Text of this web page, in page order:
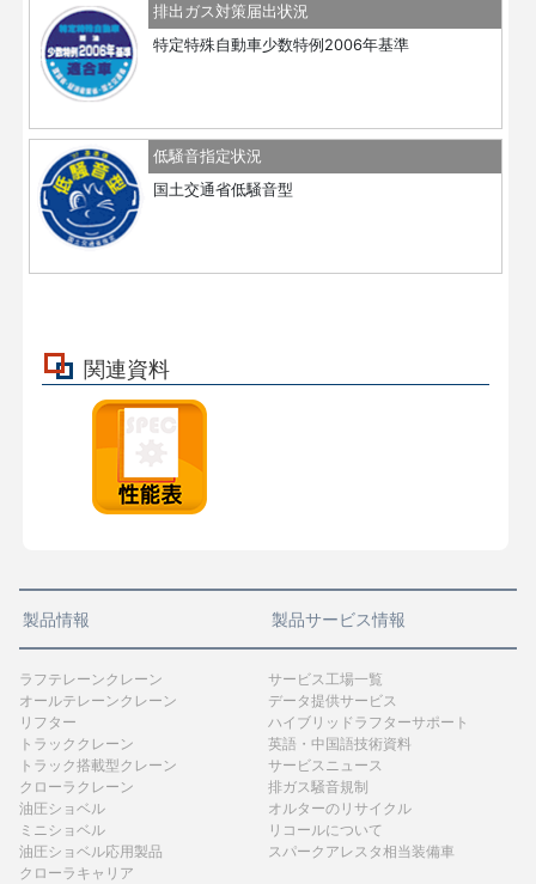
排出ガス対策届出状況
特定特殊自動車少数特例2006年基準
低騒音指定状況
国土交通省低騒音型
関連資料
製品情報
ラフテレーンクレーン
オールテレーンクレーン
リフター
トラッククレーン
トラック搭載型クレーン
クローラクレーン
油圧ショベル
ミニショベル
油圧ショベル応用製品
クローラキャリア
製品サービス情報
サービス工場一覧
データ提供サービス
ハイブリッドラフターサポート
英語・中国語技術資料
サービスニュース
排ガス騒音規制
オルターのリサイクル
リコールについて
スパークアレスタ相当装備車